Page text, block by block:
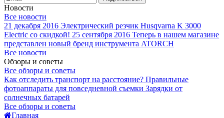
Новости
Все новости
21 декабря 2016 Электрический резчик Husqvarna K 3000
Electric со скидкой! 25 сентября 2016 Теперь в нашем магазине
представлен новый бренд инструмента ATORCH
Все новости
Обзоры и советы
Все обзоры и советы
Как отследить транспорт на расстояние? Правильные
фотоаппараты для повседневной съемки Зарядки от
солнечных батарей
Все обзоры и советы
Главная